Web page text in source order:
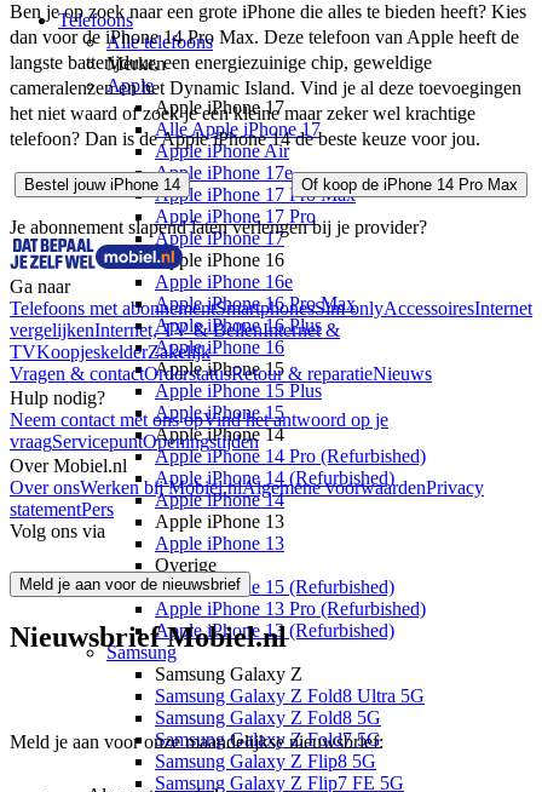
Telefoons
Alle telefoons
Merken
Apple
Apple iPhone 17
Alle Apple iPhone 17
Apple iPhone Air
Apple iPhone 17e
Apple iPhone 17 Pro Max
Apple iPhone 17 Pro
Apple iPhone 17
Apple iPhone 16
Apple iPhone 16e
Apple iPhone 16 Pro Max
Apple iPhone 16 Plus
Apple iPhone 16
Apple iPhone 15
Apple iPhone 15 Plus
Apple iPhone 15
Apple iPhone 14
Apple iPhone 14 Pro (Refurbished)
Apple iPhone 14 (Refurbished)
Apple iPhone 14
Apple iPhone 13
Apple iPhone 13
Overige
Apple iPhone 15 (Refurbished)
Apple iPhone 13 Pro (Refurbished)
Apple iPhone 13 (Refurbished)
Samsung
Samsung Galaxy Z
Samsung Galaxy Z Fold8 Ultra 5G
Samsung Galaxy Z Fold8 5G
Samsung Galaxy Z Fold7 5G
Samsung Galaxy Z Flip8 5G
Samsung Galaxy Z Flip7 FE 5G
Ben je op zoek naar een grote iPhone die alles te bieden heeft? Kies
dan voor de iPhone 14 Pro Max. Deze telefoon van Apple heeft de
langste batterijduur, een energiezuinige chip, geweldige
cameralenzen en het Dynamic Island. Vind je al deze toevoegingen
het niet waard of zoek je een kleine maar zeker wel krachtige
telefoon? Dan is de Apple iPhone 14 de beste keuze voor jou.
Bestel jouw iPhone 14 Of koop de iPhone 14 Pro Max
Je abonnement slapend laten verlengen bij je provider?
Ga naar
Telefoons met abonnementSmartphonesSim onlyAccessoiresInternet
vergelijkenInternet, TV & BellenInternet &
TVKoopjeskelderZakelijk
Vragen & contactOrderstatusRetour & reparatieNieuws
Hulp nodig?
Neem contact met ons opVind het antwoord op je
vraagServicepuntOpeningstijden
Over Mobiel.nl
Over onsWerken bij Mobiel.nlAlgemene voorwaardenPrivacy
statementPers
Volg ons via
Meld je aan voor de nieuwsbrief
Nieuwsbrief Mobiel.nl
Meld je aan voor onze maandelijkse nieuwsbrief: